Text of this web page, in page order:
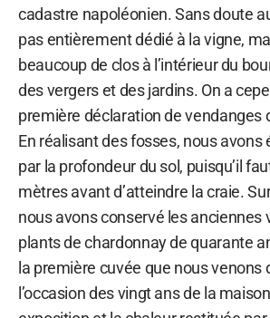
cadastre napoléonien. Sans doute
pas entièrement dédié à la vigne,
beaucoup de clos à l’intérieur du
des vergers et des jardins. On a
première déclaration de vendanges
En réalisant des fosses, nous avons
par la profondeur du sol, puisqu’il
mètres avant d’atteindre la craie.
nous avons conservé les anciennes
plants de chardonnay de quarante
la première cuvée que nous venons
l’occasion des vingt ans de la